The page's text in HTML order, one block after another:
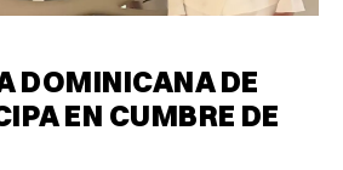
DOMINICANA DE
EN CUMBRE DE